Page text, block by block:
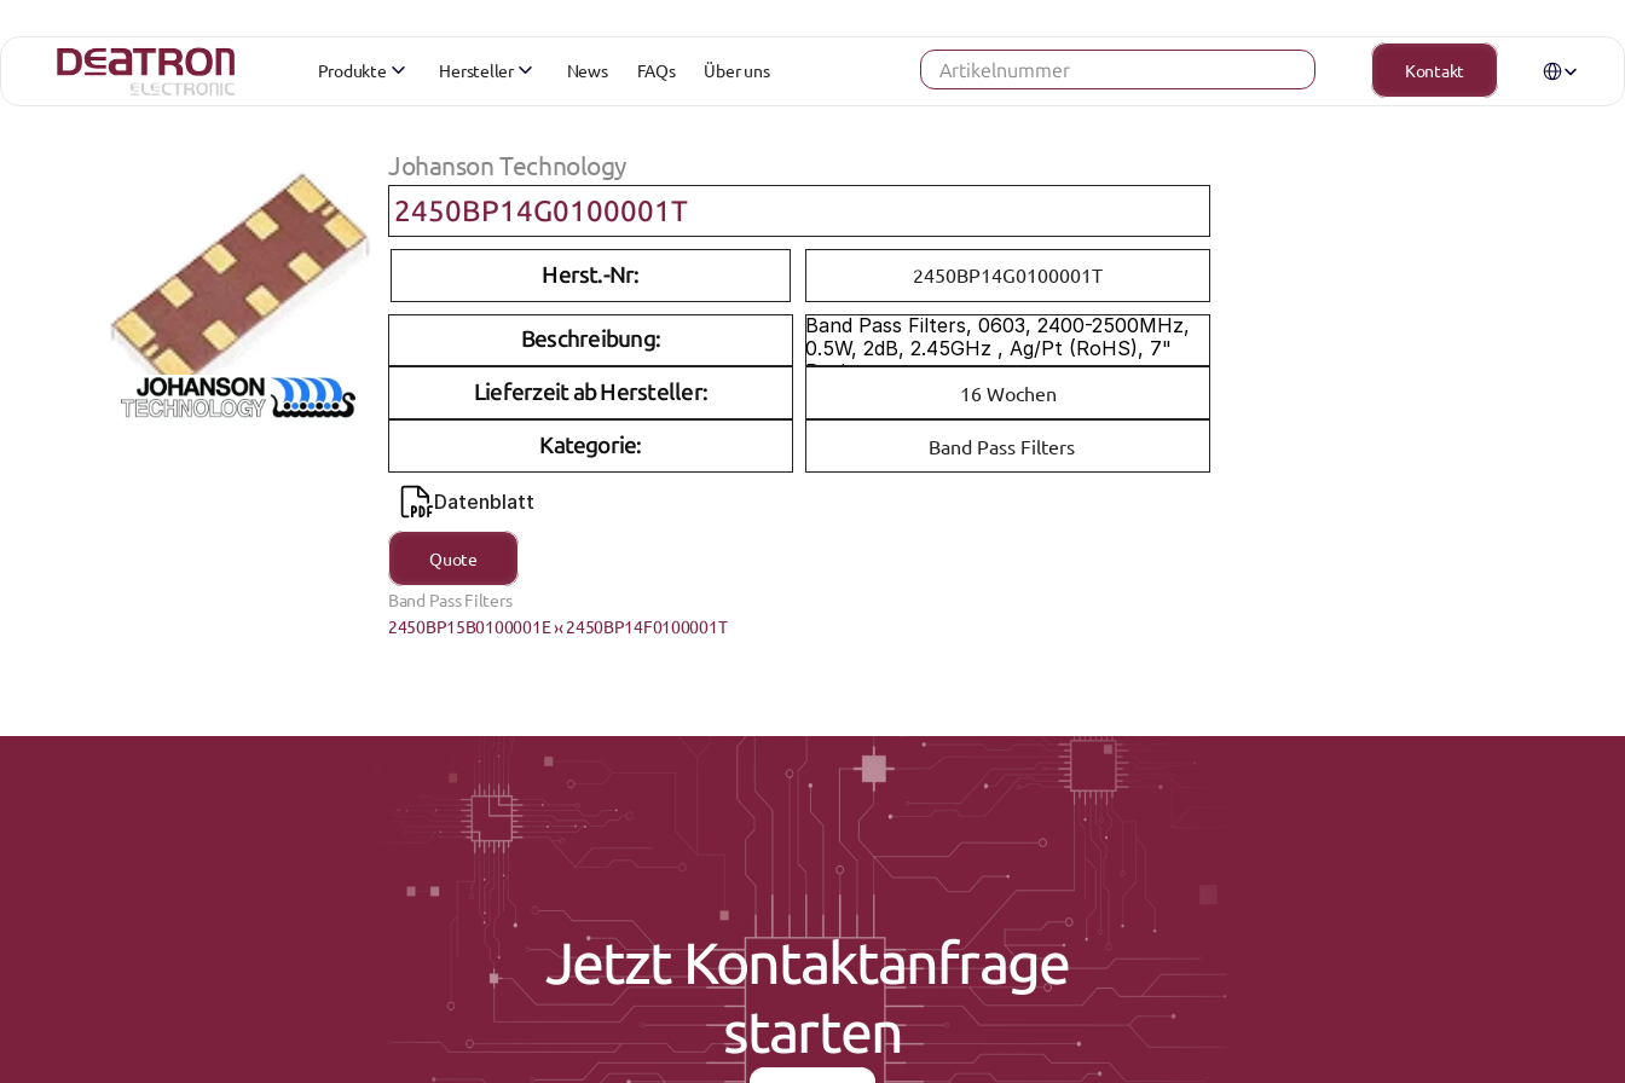
Johanson Technology
2450BP14G0100001T
Herst.-Nr: 2450BP14G0100001T
Beschreibung:
Band Pass Filters, 0603, 2400-2500MHz,
0.5W, 2dB, 2.45GHz , Ag/Pt (RoHS), 7"
Reel
Lieferzeit ab Hersteller: 16 Wochen
Kategorie: Band Pass Filters
Datenblatt
Quote
Band Pass Filters
2450BP15B0100001E ›‹ 2450BP14F0100001T
Kontakt
Produkte Hersteller News FAQs Über uns Artikelnummer
Jetzt Kontaktanfrage
starten